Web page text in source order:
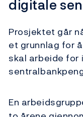
digitale
Prosjektet går
et grunnlag for
skal arbeide for
En